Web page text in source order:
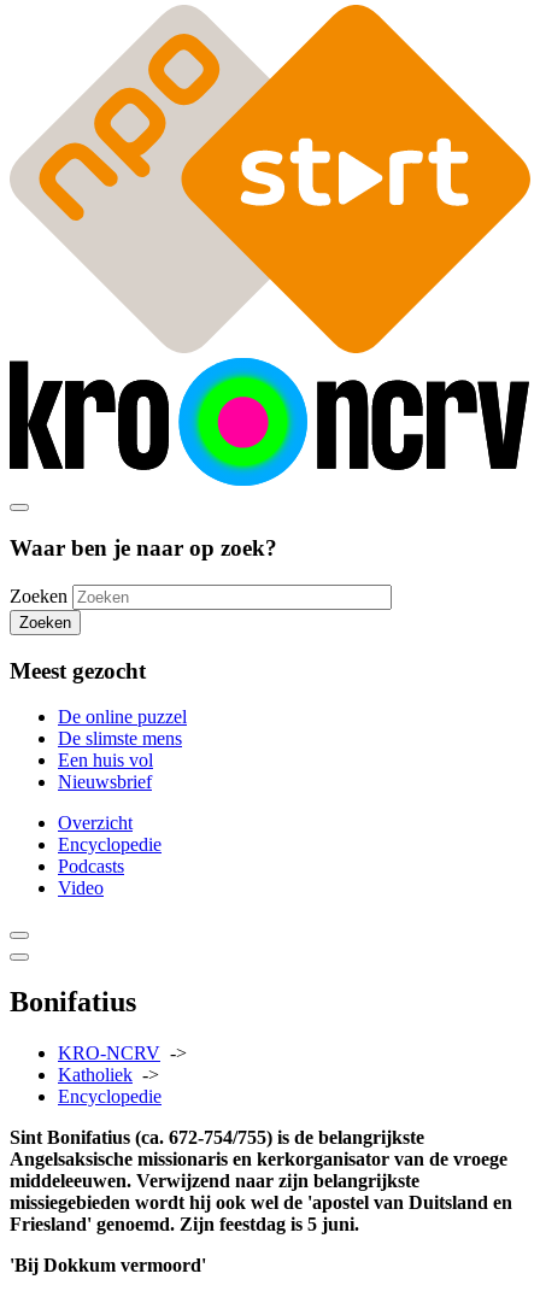
Waar ben je naar op zoek?
Zoeken
Zoeken
Meest gezocht
De online puzzel
De slimste mens
Een huis vol
Nieuwsbrief
Overzicht
Encyclopedie
Podcasts
Video
Bonifatius
KRO-NCRV ->
Katholiek ->
Encyclopedie
Sint Bonifatius (ca. 672-754/755) is de belangrijkste
Angelsaksische missionaris en kerkorganisator van de vroege
middeleeuwen. Verwijzend naar zijn belangrijkste
missiegebieden wordt hij ook wel de 'apostel van Duitsland en
Friesland' genoemd. Zijn feestdag is 5 juni.
'Bij Dokkum vermoord'